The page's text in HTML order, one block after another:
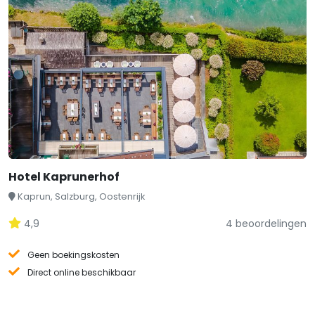
Hotel Kaprunerhof
Kaprun, Salzburg, Oostenrijk
4,9 4 beoordelingen
Geen boekingskosten
Direct online beschikbaar